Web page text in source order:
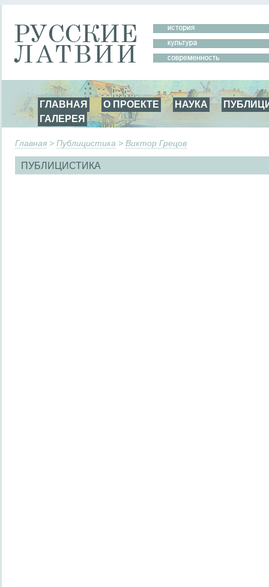
ГЛАВНАЯ О ПРОЕКТЕ НАУКА
ГАЛЕРЕЯ
Главная > Публицистика > Виктор Грецов
ПУБЛИЦИСТИКА